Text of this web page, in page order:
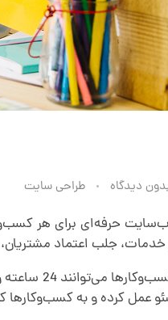
دیدگاه طراحی سایت
حرفه‌ای برای هر
جلب اعتماد
،
و سئو عمل کرده و به